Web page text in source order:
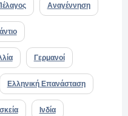
Αναγέννηση
Γερμανοί
Ελληνική Επανάσταση
Ινδία